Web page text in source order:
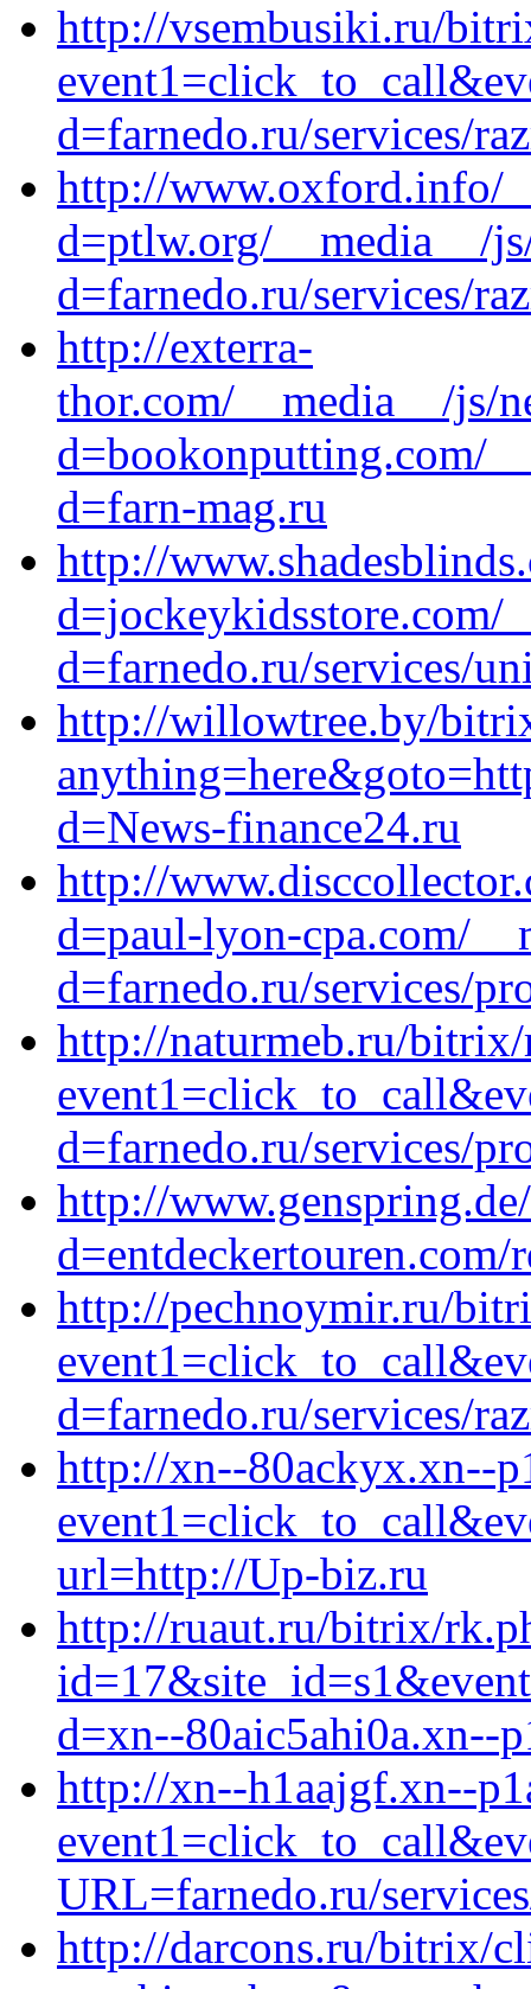
http://vsembusiki.ru/
d=farnedo.ru/services/
http://www.oxford.info/
d=ptlw.org/__media__/
d=farnedo.ru/services/
http://exterra-
thor.com/__media__/js/
d=bookonputting.com/
d=farn-mag.ru
http://
d=jockeykidsstore.com/
d=farnedo.ru/services/
http://willowtree.by/
d=News-finance24.ru
http://
d=paul-lyon-cpa.com/
d=farnedo.ru/services/
http://naturmeb.ru/bitrix/
d=farnedo.ru/services/
http://
http://pechnoymir.ru/
d=farnedo.ru/services/
http://xn--80ackyx.xn--
url=http://Up-biz.ru
http://ruaut.ru/bitrix/
d=xn--80aic5ahi0a.xn--
http://xn--h1aajgf.xn--
URL=farnedo.ru/
http://darcons.ru/bitrix/